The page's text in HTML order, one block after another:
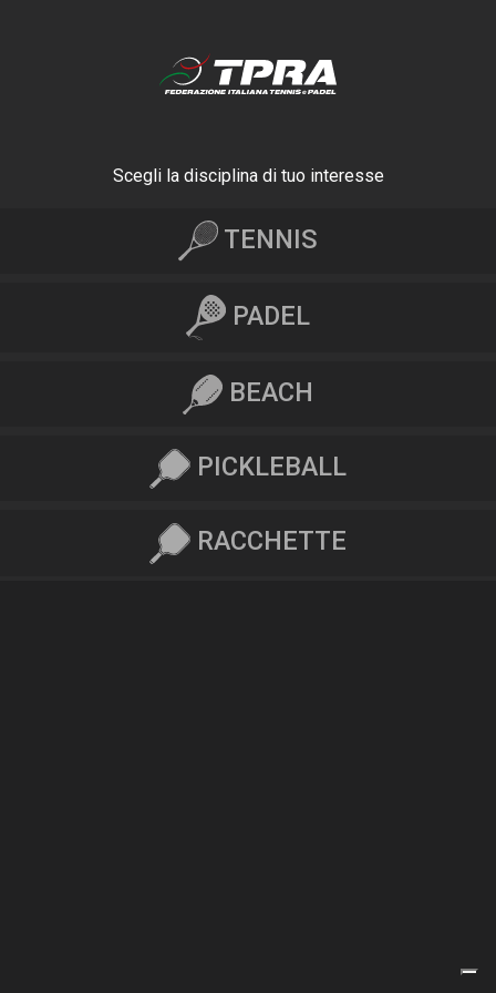
Scegli la disciplina di tuo interesse
TENNIS
PADEL
BEACH
PICKLEBALL
RACCHETTE